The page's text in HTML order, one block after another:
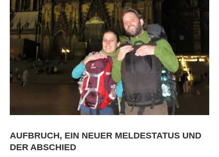
AUFBRUCH, EIN NEUER MELDESTATUS UND
DER ABSCHIED